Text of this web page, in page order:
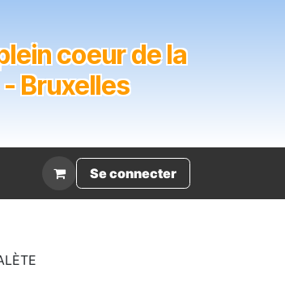
coeur de la
Bruxelles
Se connecter